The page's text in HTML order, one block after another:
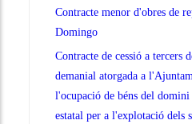
Contracte menor d'obres de
Domingo
Contracte de cessió a tercers
demanial atorgada a
l'ocupació de béns del
estatal per a l'explotació dels